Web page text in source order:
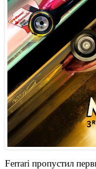
Ferrari пропустил